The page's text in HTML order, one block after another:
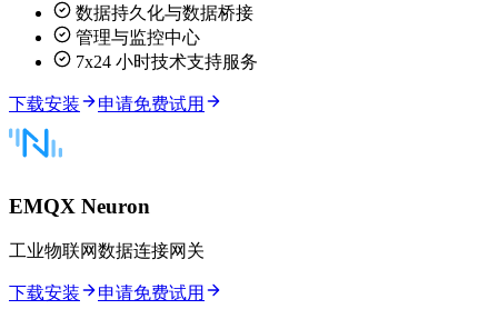
数据持久化与数据桥接
管理与监控中心
7x24 小时技术支持服务
下载安装 申请免费试用
EMQX Neuron
工业物联网数据连接网关
下载安装 申请免费试用